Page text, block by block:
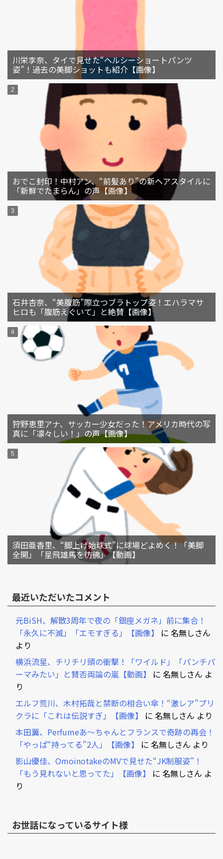
川栄李奈、タイで見せた“ヘルシーショートパンツ
姿”！過去の美脚ショットも紹介【画像】
おでこ封印！中村アン、“前髪あり”の新ヘアスタイルに
「新鮮でたまらん」の声【画像】
石井杏奈、“美腹筋”際立つブラトップ姿！エハラマサ
ヒロも「腹筋えぐいて」と絶賛【画像】
狩野恵里アナ、サッカー少女だった！アメリカ時代の写
真に「凛々しい！」の声【画像】
須田亜香里、“脚上げ始球式”に球場どよめく！「美脚
全開」「星飛雄馬を彷彿」【動画】
最近いただいたコメント
元BiSH、解散3周年で夜の「銀座メガネ」前に集合！
「永久に不滅」「エモすぎる」【画像】
に 名無しさん
より
横浜流星、チリチリ頭の衝撃！「ワイルド」「パンチパ
ーマみたい」と賛否両論の嵐【動画】
に 名無しさん よ
り
エルフ荒川、木村拓哉と禁断の相合い傘！“激レア”プリ
クラに「これは伝説すぎ」【画像】
に 名無しさん より
本田翼、Perfumeあ～ちゃんとフランスで奇跡の再会！
「やっぱ“持ってる”2人」【画像】
に 名無しさん より
影山優佳、OmoinotakeのMVで見せた“JK制服姿”！
「もう見れないと思ってた」【画像】
に 名無しさん よ
り
お世話になっているサイト様